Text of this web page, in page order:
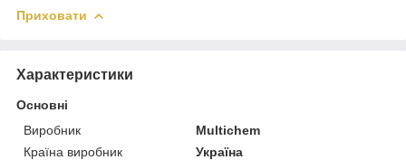
Приховати
Характеристики
Основні
Виробник
Multichem
Країна виробник
Україна